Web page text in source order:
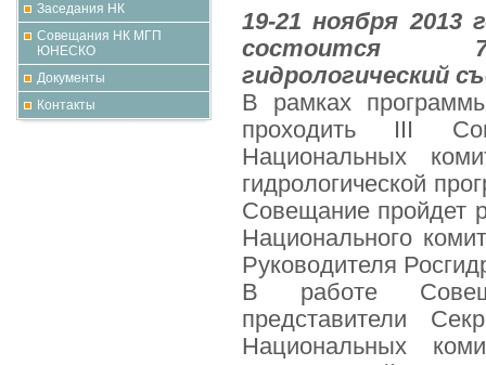
Заседания НК
Совещания НК МГП
ЮНЕСКО
Документы
Контакты
19-21 ноября 2013
состоится 7-
гидрологический
В рамках
проходить III
Национальных
гидрологической
Совещание пройдет
Национального
Руководителя
В работе
представители
Национальных